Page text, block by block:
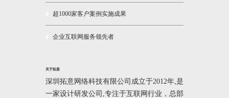
超1000家客户案例实施成果
企业互联网服务领先者
关于拓意
深圳拓意网络科技有限公司成立于2012年,是
一家设计研发公司,专注于互联网行业，总部